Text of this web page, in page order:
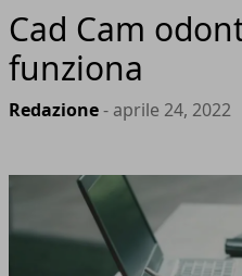
Cad Cam
funziona
Redazione- aprile 24, 2022